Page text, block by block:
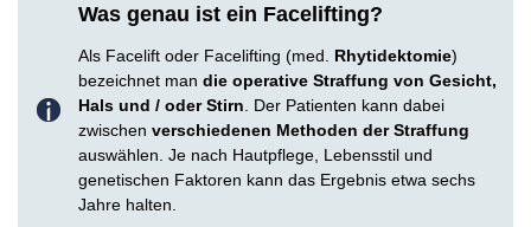
Was genau ist ein Facelifting?
Als Facelift oder Facelifting (med. Rhytidektomie)
bezeichnet man die operative Straffung von Gesicht,
Hals und / oder Stirn . Der Patienten kann dabei
zwischen verschiedenen Methoden der Straffung
auswählen. Je nach Hautpflege, Lebensstil und
genetischen Faktoren kann das Ergebnis etwa sechs
Jahre halten.